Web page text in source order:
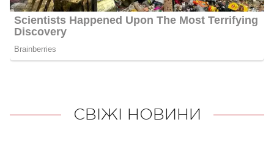
СВІЖІ НОВИНИ